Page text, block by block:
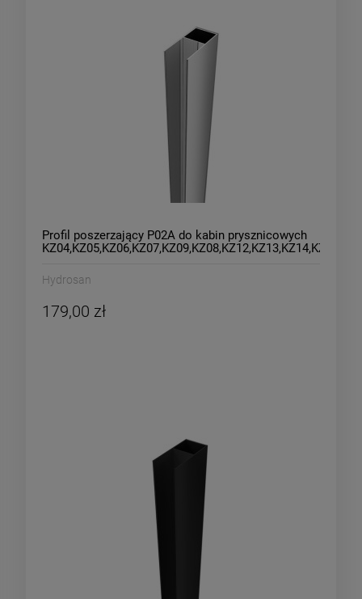
Profil poszerzający P02A do kabin prysznicowych
Hydrosan
179,00 zł